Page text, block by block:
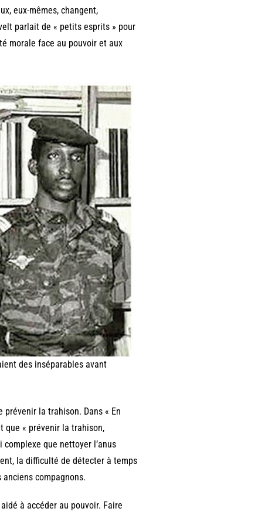
eux-mêmes, changent,
parlait de « petits esprits » pour
morale face au pouvoir et aux
des inséparables avant
la trahison. Dans « En
que « prévenir la trahison,
que nettoyer l’anus
la difficulté de détecter à temps
compagnons.
à accéder au pouvoir. Faire